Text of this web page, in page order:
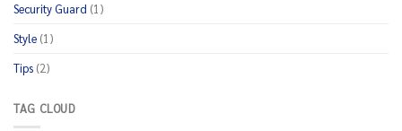
Security Guard (1)
Style (1)
Tips (2)
TAG CLOUD